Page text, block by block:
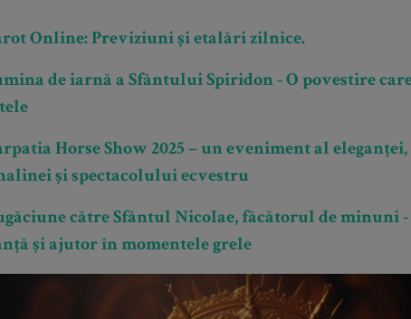
Online: Previziuni și etalări zilnice.
de iarnă a Sfântului Spiridon - O povestire
Horse Show 2025 – un eveniment al
și spectacolului ecvestru
către Sfântul Nicolae, făcătorul de minuni
și ajutor în momentele grele